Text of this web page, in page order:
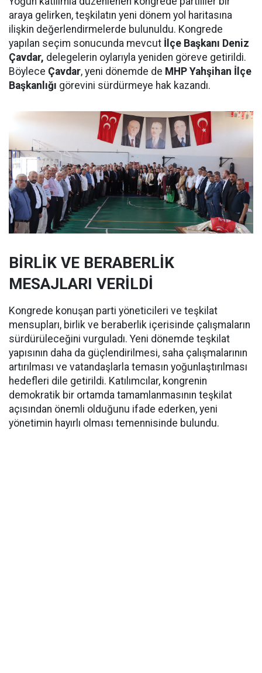
araya gelirken, teşkilatın yeni dönem yol haritasına
ilişkin değerlendirmelerde bulunuldu. Kongrede
yapılan seçim sonucunda mevcut İlçe Başkanı Deniz
Çavdar, delegelerin oylarıyla yeniden göreve getirildi.
Böylece Çavdar, yeni dönemde de MHP Yahşihan İlçe
Başkanlığı görevini sürdürmeye hak kazandı.
BİRLİK VE BERABERLİK
MESAJLARI VERİLDİ
Kongrede konuşan parti yöneticileri ve teşkilat
mensupları, birlik ve beraberlik içerisinde çalışmaların
sürdürüleceğini vurguladı. Yeni dönemde teşkilat
yapısının daha da güçlendirilmesi, saha çalışmalarının
artırılması ve vatandaşlarla temasın yoğunlaştırılması
hedefleri dile getirildi. Katılımcılar, kongrenin
demokratik bir ortamda tamamlanmasının teşkilat
açısından önemli olduğunu ifade ederken, yeni
yönetimin hayırlı olması temennisinde bulundu.